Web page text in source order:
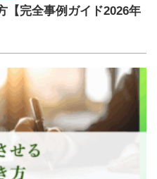
【完全事例ガイド2026年